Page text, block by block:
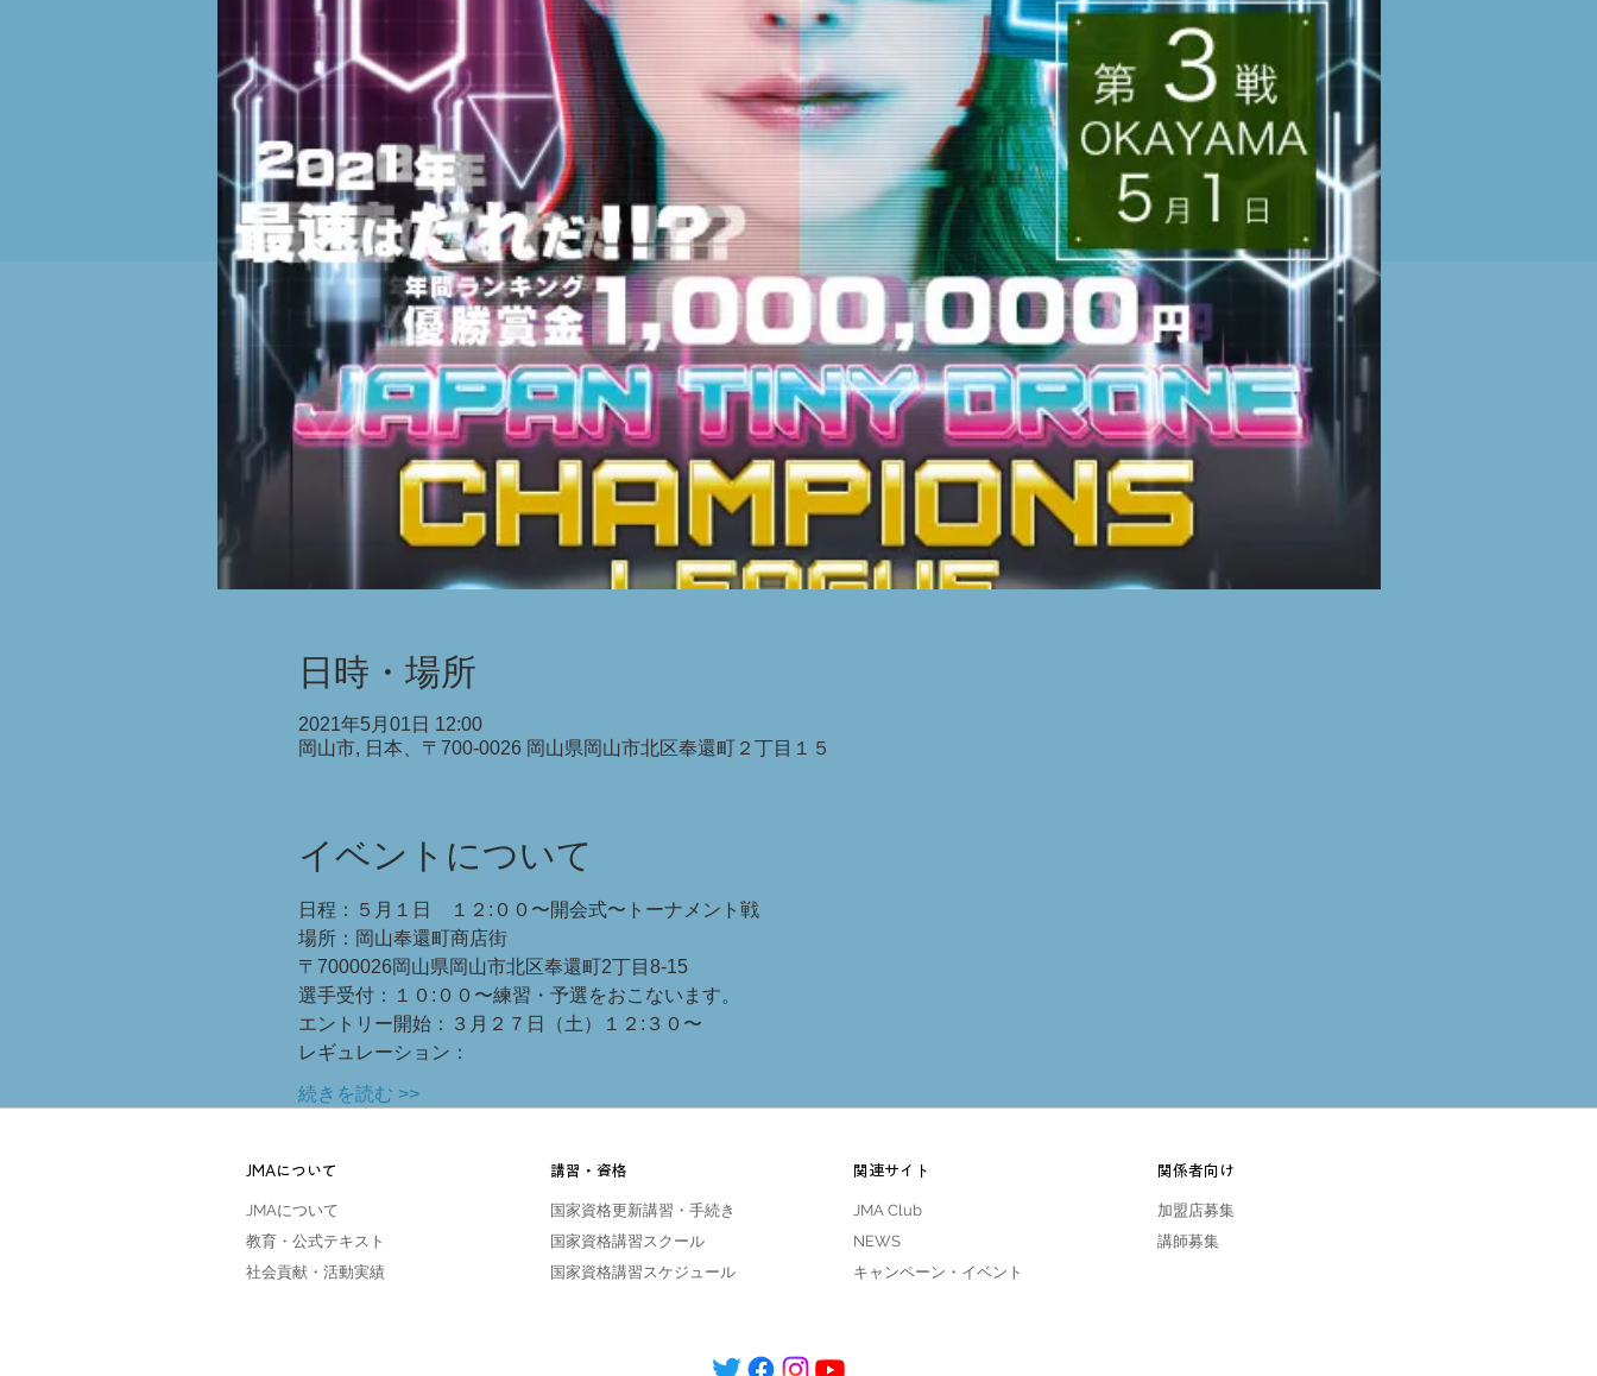
日時・場所
2021年5月01日 12:00
岡山市, 日本、〒700-0026 岡山県岡山市北区奉還町２丁目１５
イベントについて
日程：５月１日　１２:００〜開会式〜トーナメント戦
場所：岡山奉還町商店街
〒7000026岡山県岡山市北区奉還町2丁目8-15
選手受付：１０:００〜練習・予選をおこないます。
エントリー開始：３月２７日（土）１２:３０〜
レギュレーション：
続きを読む >>
JMAについて
JMAについて
教育・公式テキスト
社会貢献・活動実績
講習・資格
国家資格更新講習・手続き
国家資格講習スクール
​​国家資格講習スケジュール
関連サイト
JMA Club
NEWS
​​キャンペーン・イベント
関係者向け
加盟店募集
講師募集